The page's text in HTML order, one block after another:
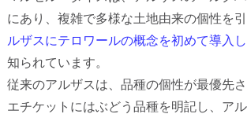
にあり、複雑で多様な土地由来の個性を引
ルザスにテロワールの概念を初めて導入
知られています。
従来のアルザスは、品種の個性が最優先さ
エチケットにはぶどう品種を明記し、ア